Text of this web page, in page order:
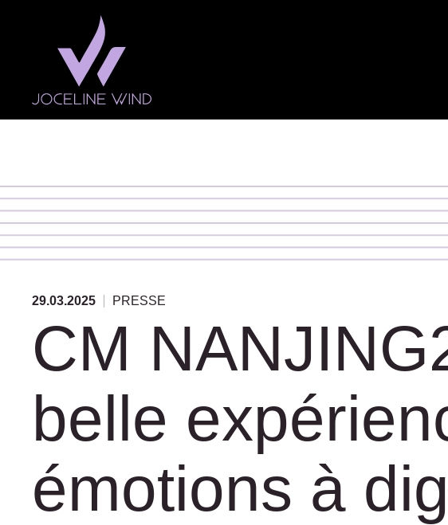
le menu
Compétitions
Actualités
Sponsoring
Contact
29.03.2025 PRESSE
CM
belle
émotions à